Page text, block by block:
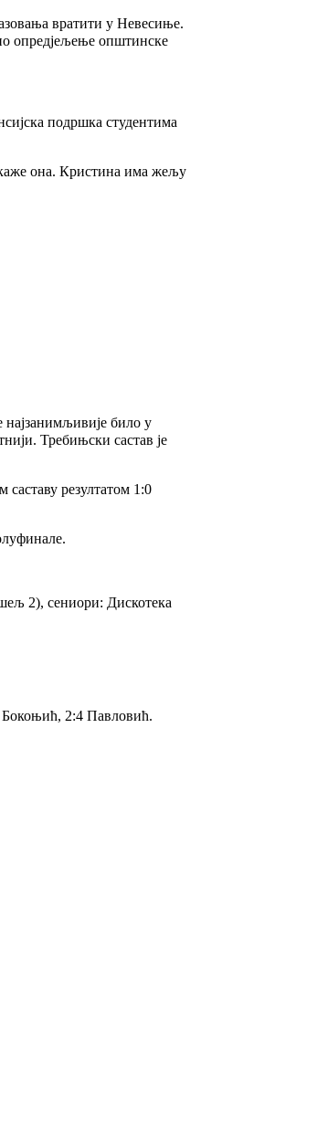
вратити у Невесиње.
опредјељење општинске
подршка студентима
она. Кристина има жељу
било у
Требињски састав је
резултатом 1:0
2), сениори: Дискотека
Бокоњић, 2:4 Павловић.